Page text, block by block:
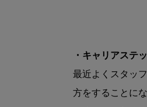
・キャリアステ
最近よくスタッ
方をすることに